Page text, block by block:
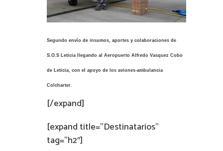
Segundo envío de insumos, aportes y colaboraciones de
S.O.S Leticia llegando al Aeropuerto Alfredo Vasquez Cobo
de Leticia, con el apoyo de los aviones-ambulancia
Colcharter.
[/expand]
[expand title=”Destinatarios”
tag=”h2″]